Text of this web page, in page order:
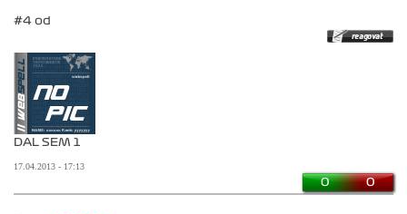
#4 od
DAL SEM 1
17.04.2013 - 17:13
0 0